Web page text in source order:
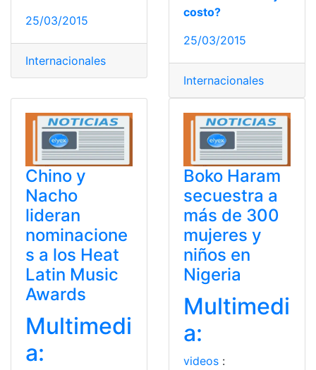
25/03/2015
Internacionales
costo?
25/03/2015
Internacionales
Chino y
Nacho
lideran
nominacione
s a los Heat
Latin Music
Awards
Multimedi
a:
Boko Haram
secuestra a
más de 300
mujeres y
niños en
Nigeria
Multimedi
a:
videos :